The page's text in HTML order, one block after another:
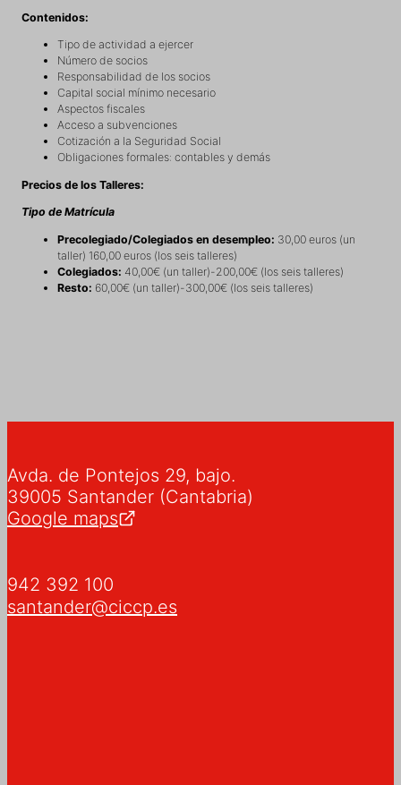
Contenidos:
Tipo de actividad a ejercer
Número de socios
Responsabilidad de los socios
Capital social mínimo necesario
Aspectos fiscales
Acceso a subvenciones
Cotización a la Seguridad Social
Obligaciones formales: contables y demás
Precios de los Talleres:
Tipo de Matrícula
Precolegiado/Colegiados en desempleo: 30,00 euros (un
taller) 160,00 euros (los seis talleres)
Colegiados: 40,00€ (un taller)-200,00€ (los seis talleres)
Resto: 60,00€ (un taller)-300,00€ (los seis talleres)
Avda. de Pontejos 29, bajo.
39005 Santander (Cantabria)
Google maps
942 392 100
santander@ciccp.es